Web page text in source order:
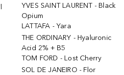
YVES SAINT LAURENT - Black
Opium
LATTAFA - Yara
THE ORDINARY - Hyaluronic
Acid 2% + B5
TOM FORD - Lost Cherry
SOL DE JANEIRO - Flor